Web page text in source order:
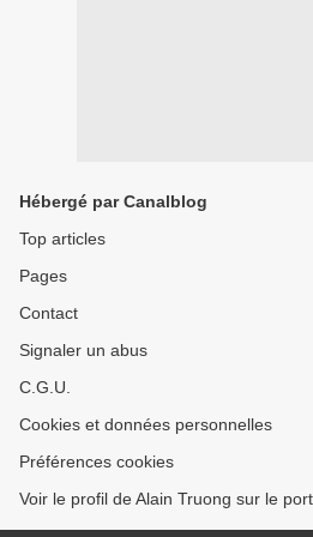
Hébergé par Canalblog
Top articles
Pages
Contact
Signaler un abus
C.G.U.
Cookies et données personnelles
Préférences cookies
Voir le profil de Alain Truong sur le